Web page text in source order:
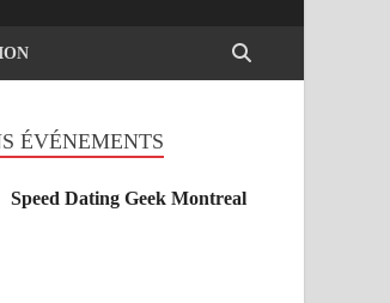
ÉVÉNEMENTS
Speed Dating Geek Montreal